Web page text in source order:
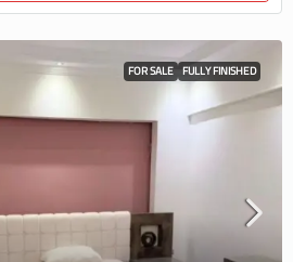
FOR SALE FULLY FINISHED